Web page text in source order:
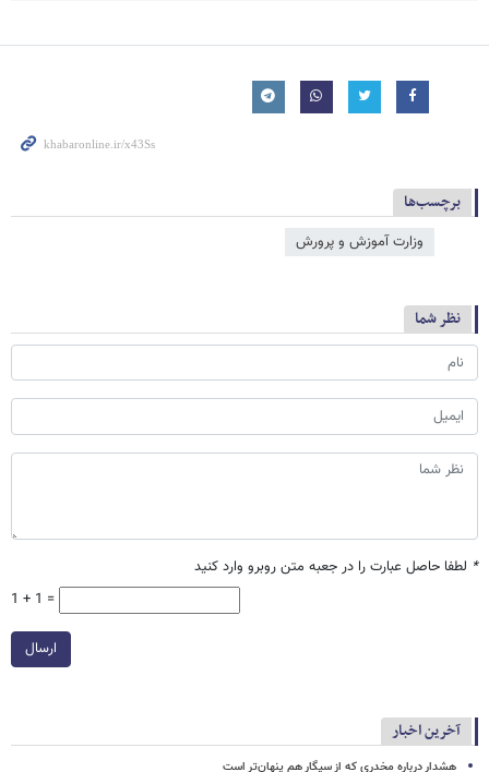
برچسب‌ها
وزارت آموزش و پرورش
نظر شما
* لطفا حاصل عبارت را در جعبه متن روبرو وارد کنید
1 + 1 =
ارسال
آخرین اخبار
هشدار درباره مخدری که از سیگار هم پنهان‌تر است